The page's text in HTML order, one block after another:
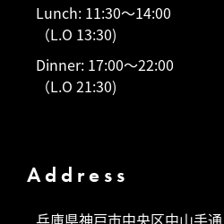
Lunch: 11:30～14:00
（L.O 13:30)
Dinner: 17:00～22:00
（L.O 21:30)
Address
兵庫県神戸市中央区中山手通